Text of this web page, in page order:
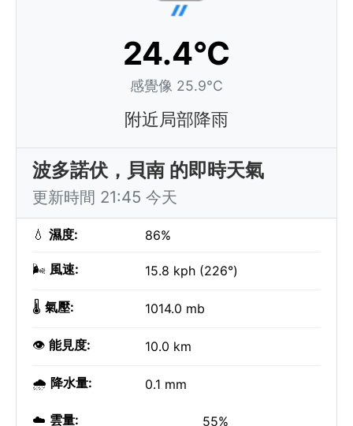
24.4°C
感覺像 25.9°C
附近局部降雨
波多諾伏，貝南 的即時天氣
更新時間 21:45 今天
💧 濕度: 86%
🌬️ 風速: 15.8 kph (226°)
🌡️ 氣壓: 1014.0 mb
👁️ 能見度: 10.0 km
🌧️ 降水量: 0.1 mm
☁️ 雲量: 55%